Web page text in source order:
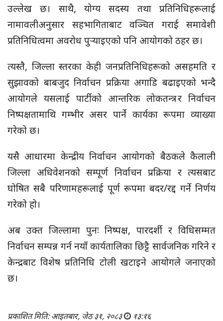
उल्लेख छ। साथै, योग्य सदस्य तथा प्रतिनिधिहरूलाई
नामावलीअनुसार सहभागिताबाट वञ्चित गराई समावेशी
प्रतिनिधित्वमा अवरोध पुर्‍याइएको पनि आयोगको ठहर छ।
त्यस्तै, जिल्ला स्तरका केही जनप्रतिनिधिहरूको असहमति र
सुझावको बाबजुद निर्वाचन प्रक्रिया अगाडि बढाइएको भन्दै
आयोगले यसलाई पार्टीको आन्तरिक लोकतन्त्र र निर्वाचन
निष्पक्षतामाथि गम्भीर असर पार्ने कार्यका रूपमा व्याख्या
गरेको छ।
यसै आधारमा केन्द्रीय निर्वाचन आयोगको बैठकले कैलाली
जिल्ला अधिवेशनको सम्पूर्ण निर्वाचन प्रक्रिया र त्यसबाट
घोषित सबै परिणामहरूलाई पूर्ण रूपमा बदर/रद्द गर्ने निर्णय
गरेको हो।
अब उक्त जिल्लामा पुनः निष्पक्ष, पारदर्शी र विधिसम्मत
निर्वाचन सम्पन्न गर्न नयाँ कार्यतालिका छिट्टै सार्वजनिक गरिने र
केन्द्रबाट विशेष प्रतिनिधि टोली खटाइने आयोगले जनाएको
छ।
प्रकाशित मिति: आइतबार, जेठ ३१, २०८३ १३:१६